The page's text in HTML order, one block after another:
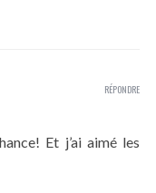
Et j’ai aimé les
RÉPONDRE